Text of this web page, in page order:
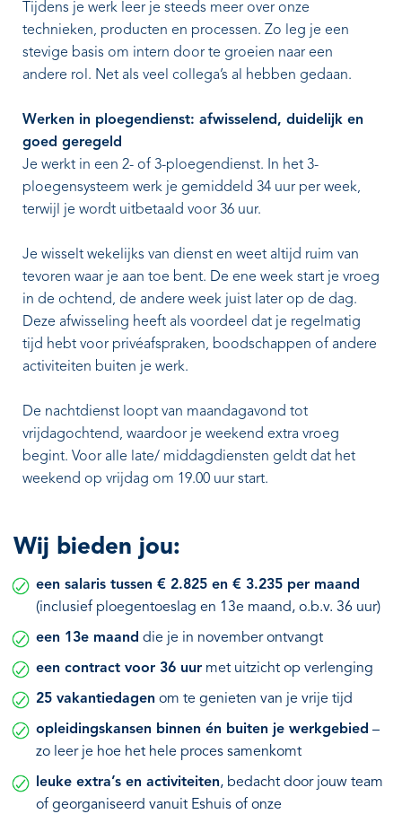
Tijdens je werk leer je steeds meer over onze
technieken, producten en processen. Zo leg je een
stevige basis om intern door te groeien naar een
andere rol. Net als veel collega’s al hebben gedaan.
Werken in ploegendienst: afwisselend, duidelijk en
goed geregeld
Je werkt in een 2- of 3-ploegendienst. In het 3-
ploegensysteem werk je gemiddeld 34 uur per week,
terwijl je wordt uitbetaald voor 36 uur.
Je wisselt wekelijks van dienst en weet altijd ruim van
tevoren waar je aan toe bent. De ene week start je vroeg
in de ochtend, de andere week juist later op de dag.
Deze afwisseling heeft als voordeel dat je regelmatig
tijd hebt voor privéafspraken, boodschappen of andere
activiteiten buiten je werk.
De nachtdienst loopt van maandagavond tot
vrijdagochtend, waardoor je weekend extra vroeg
begint. Voor alle late/ middagdiensten geldt dat het
weekend op vrijdag om 19.00 uur start.
Wij bieden jou:
een salaris tussen € 2.825 en € 3.235 per maand
(inclusief ploegentoeslag en 13e maand, o.b.v. 36 uur)
een 13e maand die je in november ontvangt
een contract voor 36 uur met uitzicht op verlenging
25 vakantiedagen om te genieten van je vrije tijd
opleidingskansen binnen én buiten je werkgebied –
zo leer je hoe het hele proces samenkomt
leuke extra’s en activiteiten, bedacht door jouw team
of georganiseerd vanuit Eshuis of onze